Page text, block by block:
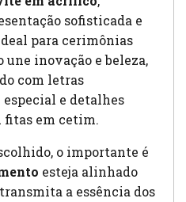
sofisticada e
para cerimônias
une inovação e beleza,
com letras
e detalhes
fitas em cetim.
o importante é
esteja alinhado
a essência dos